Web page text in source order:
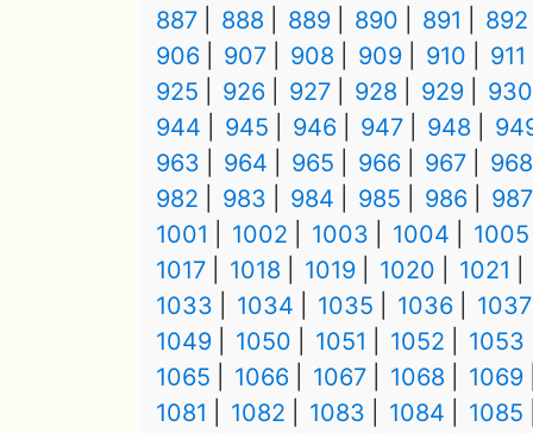
887
888 889 890 891
892
906
907 908 909 910
911
925
926 927 928 929
930
944
945 946 947 948
963
964 965 966 967
968
982
983 984 985 986
987
1001
1002 1003 1004
1005
1017
1018 1019 1020
1021
1033
1034 1035 1036
1037
1049
1050 1051 1052
1053
1065
1066 1067 1068
1069
1081
1082 1083 1084
1085